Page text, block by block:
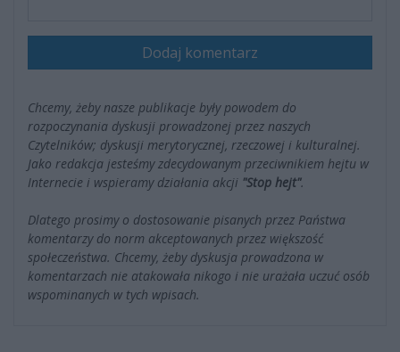
Dodaj komentarz
Chcemy, żeby nasze publikacje były powodem do
rozpoczynania dyskusji prowadzonej przez naszych
Czytelników; dyskusji merytorycznej, rzeczowej i kulturalnej.
Jako redakcja jesteśmy zdecydowanym przeciwnikiem hejtu w
Internecie i wspieramy działania akcji "Stop hejt".
Dlatego prosimy o dostosowanie pisanych przez Państwa
komentarzy do norm akceptowanych przez większość
społeczeństwa. Chcemy, żeby dyskusja prowadzona w
komentarzach nie atakowała nikogo i nie urażała uczuć osób
wspominanych w tych wpisach.